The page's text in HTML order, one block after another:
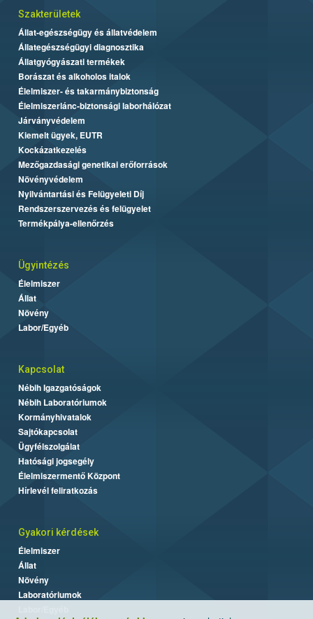
Szakterületek
Állat-egészségügy és állatvédelem
Állategészségügyi diagnosztika
Állatgyógyászati termékek
Borászat és alkoholos italok
Élelmiszer- és takarmánybiztonság
Élelmiszerlánc-biztonsági laborhálózat
Járványvédelem
Kiemelt ügyek, EUTR
Kockázatkezelés
Mezőgazdasági genetikai erőforrások
Növényvédelem
Nyilvántartási és Felügyeleti Díj
Rendszerszervezés és felügyelet
Termékpálya-ellenőrzés
Ügyintézés
Élelmiszer
Állat
Növény
Labor/Egyéb
Kapcsolat
Nébih Igazgatóságok
Nébih Laboratóriumok
Kormányhivatalok
Sajtókapcsolat
Ügyfélszolgálat
Hatósági jogsegély
Élelmiszermentő Központ
Hírlevél feliratkozás
Gyakori kérdések
Élelmiszer
Állat
Növény
Laboratóriumok